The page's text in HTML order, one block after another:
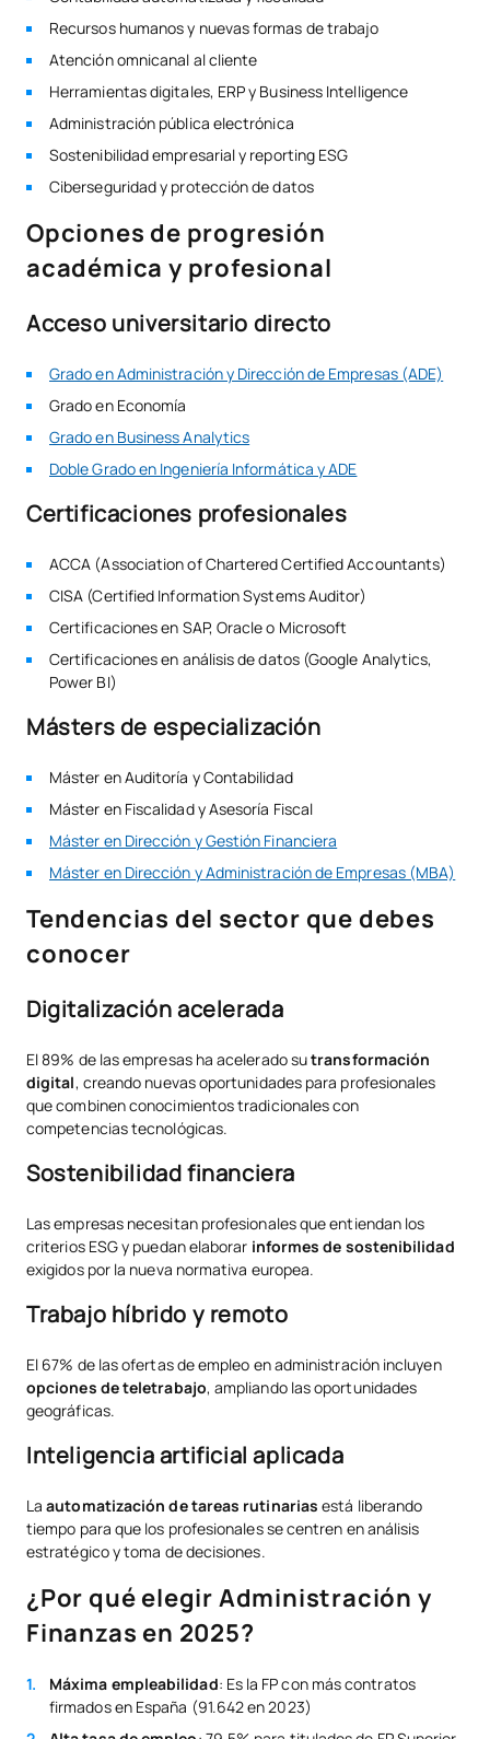
Recursos humanos y nuevas formas de trabajo
Atención omnicanal al cliente
Herramientas digitales, ERP y Business Intelligence
Administración pública electrónica
Sostenibilidad empresarial y reporting ESG
Ciberseguridad y protección de datos
Opciones de progresión
académica y profesional
Acceso universitario directo
Grado en Administración y Dirección de Empresas (ADE)
Grado en Economía
Grado en Business Analytics
Doble Grado en Ingeniería Informática y ADE
Certificaciones profesionales
ACCA (Association of Chartered Certified Accountants)
CISA (Certified Information Systems Auditor)
Certificaciones en SAP, Oracle o Microsoft
Certificaciones en análisis de datos (Google Analytics,
Power BI)
Másters de especialización
Máster en Auditoría y Contabilidad
Máster en Fiscalidad y Asesoría Fiscal
Máster en Dirección y Gestión Financiera
Máster en Dirección y Administración de Empresas (MBA)
Tendencias del sector que debes
conocer
Digitalización acelerada
El 89% de las empresas ha acelerado sutransformación
digital, creando nuevas oportunidades para profesionales
que combinen conocimientos tradicionales con
competencias tecnológicas.
Sostenibilidad financiera
Las empresas necesitan profesionales que entiendan los
criterios ESG y puedan elaborar informes de sostenibilidad
exigidos por la nueva normativa europea.
Trabajo híbrido y remoto
El 67% de las ofertas de empleo en administración incluyen
opciones de teletrabajo, ampliando las oportunidades
geográficas.
Inteligencia artificial aplicada
Laautomatización de tareas rutinarias está liberando
tiempo para que los profesionales se centren en análisis
estratégico y toma de decisiones.
¿Por qué elegir Administración y
Finanzas en 2025?
Máxima empleabilidad: Es la FP con más contratos
firmados en España (91.642 en 2023)